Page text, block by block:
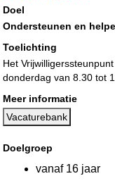
Doel
Ondersteunen en
Toelichting
Het
donderdag van 8.30 tot
Meer informatie
Vacaturebank
Doelgroep
vanaf 16 jaar